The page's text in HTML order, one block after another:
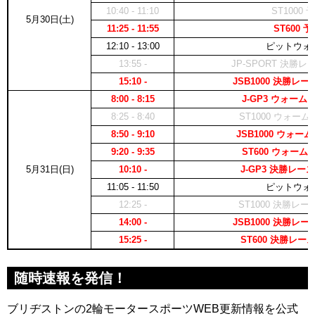
5月30日(土)
10:40 - 11:10
ST1000
11:25 - 11:55
ST600 予
12:10 - 13:00
ピットウォ
13:55 -
JP-SPORT 決勝レ
15:10 -
JSB1000 決勝レー
5月31日(日)
8:00 - 8:15
J-GP3 ウォーム
8:25 - 8:40
ST1000 ウォーム
8:50 - 9:10
JSB1000 ウォー
9:20 - 9:35
ST600 ウォーム
10:10 -
J-GP3 決勝レー
11:05 - 11:50
ピットウォ
12:25 -
ST1000 決勝レー
14:00 -
JSB1000 決勝レー
15:25 -
ST600 決勝レー
随時速報を発信！
ブリヂストンの2輪モータースポーツWEB更新情報を公式